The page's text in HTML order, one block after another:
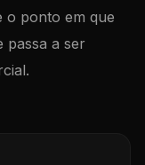
o ponto em que
passa a ser